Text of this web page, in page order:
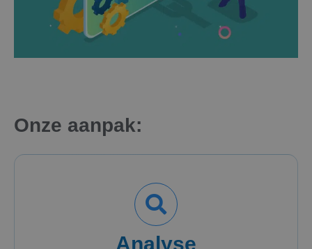
Onze aanpak:
Analyse